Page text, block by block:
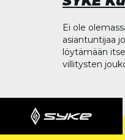
Ei ole
asiantuntijaa
löytämään
villitysten